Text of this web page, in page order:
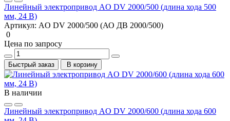
Линейный электропривод AO DV 2000/500 (длина хода 500
мм, 24 В)
Артикул: AO DV 2000/500 (АО ДВ 2000/500)
0
Цена по запросу
Быстрый заказ В корзину
В наличии
Линейный электропривод AO DV 2000/600 (длина хода 600